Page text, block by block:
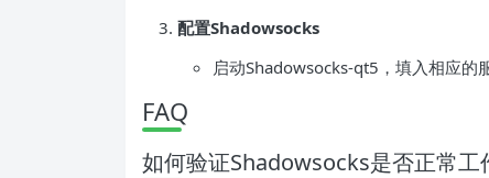
配置Shadowsocks
启动Shadowsocks-qt5，填入相应的
FAQ
如何验证Shadowsocks是否正常工